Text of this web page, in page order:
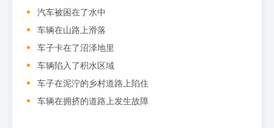
汽车被困在了水中
车辆在山路上滑落
车子卡在了沼泽地里
车辆陷入了积水区域
车子在泥泞的乡村道路上陷住
车辆在拥挤的道路上发生故障